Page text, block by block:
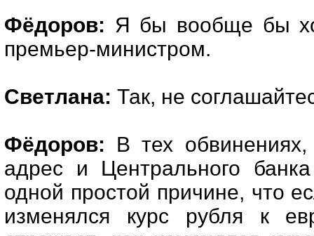
Фёдоров: Я бы вообще бы
премьер-министром.
Светлана: Так, не
Фёдоров: В тех
адрес и Центрального
одной простой причине, что
изменялся курс рубля к